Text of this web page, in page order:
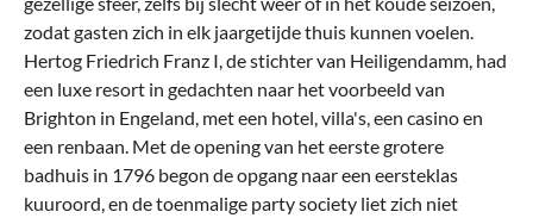
zodat gasten zich in elk jaargetijde thuis kunnen voelen.
Hertog Friedrich Franz I, de stichter van Heiligendamm, had
een luxe resort in gedachten naar het voorbeeld van
Brighton in Engeland, met een hotel, villa's, een casino en
een renbaan. Met de opening van het eerste grotere
badhuis in 1796 begon de opgang naar een eersteklas
kuuroord, en de toenmalige party society liet zich niet